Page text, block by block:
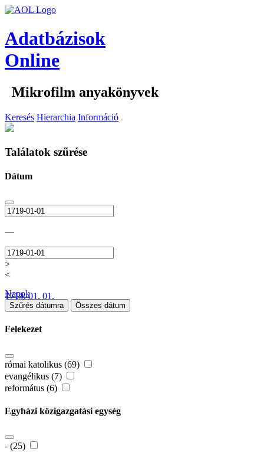
Adatbázisok
Online
Mikrofilm anyakönyvek
Keresés Hierarchia Információ
Találatok szűrése
Dátum
—
>
<
1719. 01. 01.
Napok
Szűrés dátumra Összes dátum
Felekezet
római katolikus (69)
evangélikus (7)
református (6)
Egyházi közigazgatási egység
- (25)